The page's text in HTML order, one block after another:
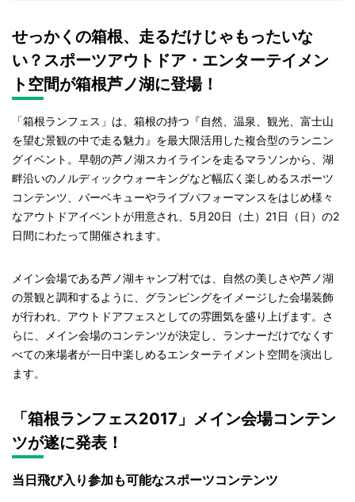
せっかくの箱根、走るだけじゃもったいな
い？スポーツアウトドア・エンターテイメン
ト空間が箱根芦ノ湖に登場！
「箱根ランフェス」は、箱根の持つ『自然、温泉、観光、富士山
を望む景観の中で走る魅力』を最大限活用した複合型のランニン
グイベント。早朝の芦ノ湖スカイラインを走るマラソンから、湖
畔沿いのノルディックウォーキングなど幅広く楽しめるスポーツ
コンテンツ、バーベキューやライブパフォーマンスをはじめ様々
なアウトドアイベントが用意され、5月20日（土）21日（日）の2
日間にわたって開催されます。
メイン会場である芦ノ湖キャンプ村では、自然の美しさや芦ノ湖
の景観と調和するように、グランピングをイメージした会場装飾
が行われ、アウトドアフェスとしての雰囲気を盛り上げます。さ
らに、メイン会場のコンテンツが決定し、ランナーだけでなくす
べての来場者が一日中楽しめるエンターテイメント空間を演出し
ます。
「箱根ランフェス2017」メイン会場コンテン
ツが遂に発表！
当日飛び入り参加も可能なスポーツコンテンツ